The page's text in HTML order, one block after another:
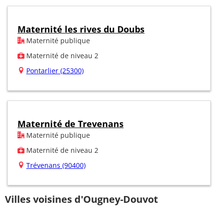
Maternité les rives du Doubs
Maternité publique
Maternité de niveau 2
Pontarlier (25300)
Maternité de Trevenans
Maternité publique
Maternité de niveau 2
Trévenans (90400)
Villes voisines d'Ougney-Douvot